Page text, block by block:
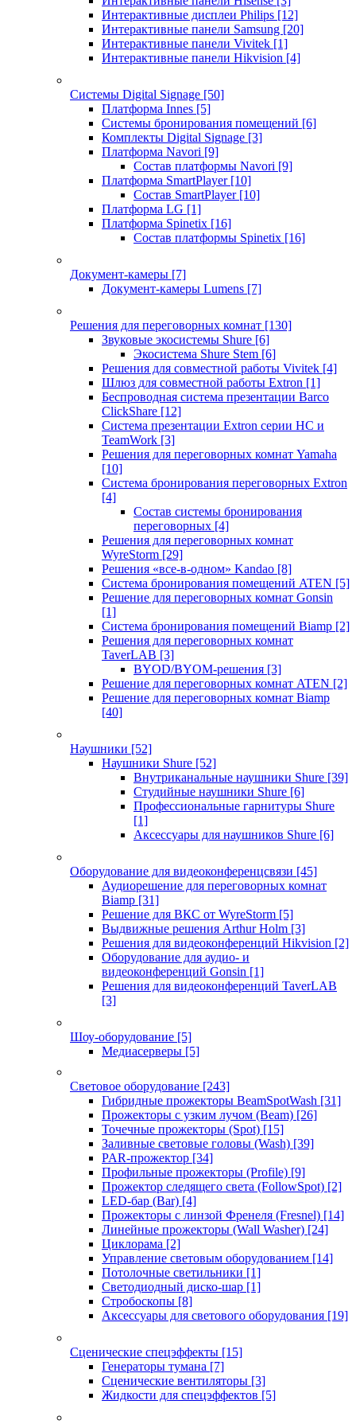
Интерактивные дисплеи Philips [12]
Интерактивные панели Samsung [20]
Интерактивные панели Vivitek [1]
Интерактивные панели Hikvision [4]
Системы Digital Signage [50]
Платформа Innes [5]
Системы бронирования помещений [6]
Комплекты Digital Signage [3]
Платформа Navori [9]
Состав платформы Navori [9]
Платформа SmartPlayer [10]
Состав SmartPlayer [10]
Платформа LG [1]
Платформа Spinetix [16]
Состав платформы Spinetix [16]
Документ-камеры [7]
Документ-камеры Lumens [7]
Решения для переговорных комнат [130]
Звуковые экосистемы Shure [6]
Экосистема Shure Stem [6]
Решения для совместной работы Vivitek [4]
Шлюз для совместной работы Extron [1]
Беспроводная система презентации Barco
ClickShare [12]
Система презентации Extron серии HC и
TeamWork [3]
Решения для переговорных комнат Yamaha
[10]
Система бронирования переговорных Extron
[4]
Состав системы бронирования
переговорных [4]
Решения для переговорных комнат
WyreStorm [29]
Решения «все-в-одном» Kandao [8]
Система бронирования помещений ATEN [5]
Решение для переговорных комнат Gonsin
[1]
Система бронирования помещений Biamp [2]
Решения для переговорных комнат
TaverLAB [3]
BYOD/BYOM-решения [3]
Решение для переговорных комнат ATEN [2]
Решение для переговорных комнат Biamp
[40]
Наушники [52]
Наушники Shure [52]
Внутриканальные наушники Shure [39]
Студийные наушники Shure [6]
Профессиональные гарнитуры Shure
[1]
Аксессуары для наушников Shure [6]
Оборудование для видеоконференцсвязи [45]
Аудиорешение для переговорных комнат
Biamp [31]
Решение для ВКС от WyreStorm [5]
Выдвижные решения Arthur Holm [3]
Решения для видеоконференций Hikvision [2]
Оборудование для аудио- и
видеоконференций Gonsin [1]
Решения для видеоконференций TaverLAB
[3]
Шоу-оборудование [5]
Медиасерверы [5]
Световое оборудование [243]
Гибридные прожекторы BeamSpotWash [31]
Прожекторы с узким лучом (Beam) [26]
Точечные прожекторы (Spot) [15]
Заливные световые головы (Wash) [39]
PAR-прожектор [34]
Профильные прожекторы (Profile) [9]
Прожектор следящего света (FollowSpot) [2]
LED-бар (Bar) [4]
Прожекторы с линзой Френеля (Fresnel) [14]
Линейные прожекторы (Wall Washer) [24]
Циклорама [2]
Управление световым оборудованием [14]
Потолочные светильники [1]
Светодиодный диско-шар [1]
Стробоскопы [8]
Аксессуары для светового оборудования [19]
Сценические спецэффекты [15]
Генераторы тумана [7]
Сценические вентиляторы [3]
Жидкости для спецэффектов [5]